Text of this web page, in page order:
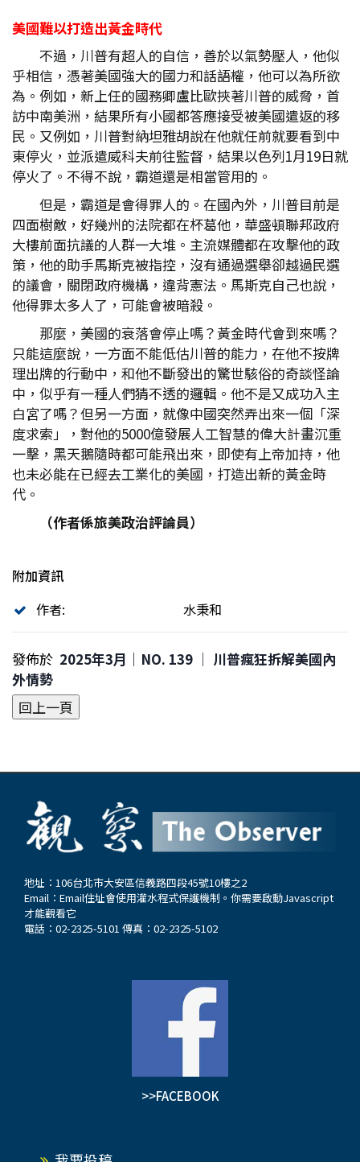
美國難以打造出黃金時代
不過，川普有超人的自信，善於以氣勢壓人，他似
乎相信，憑著美國強大的國力和話語權，他可以為所欲
為。例如，新上任的國務卿盧比歐挾著川普的威脅，首
訪中南美洲，結果所有小國都答應接受被美國遣返的移
民。又例如，川普對納坦雅胡說在他就任前就要看到中
東停火，並派遣威科夫前往監督，結果以色列1月19日就
停火了。不得不說，霸道還是相當管用的。
但是，霸道是會得罪人的。在國內外，川普目前是
四面樹敵，好幾州的法院都在杯葛他，華盛頓聯邦政府
大樓前面抗議的人群一大堆。主流媒體都在攻擊他的政
策，他的助手馬斯克被指控，沒有通過選舉卻越過民選
的議會，關閉政府機構，違背憲法。馬斯克自己也說，
他得罪太多人了，可能會被暗殺。
那麼，美國的衰落會停止嗎？黃金時代會到來嗎？
只能這麼說，一方面不能低估川普的能力，在他不按牌
理出牌的行動中，和他不斷發出的驚世駭俗的奇談怪論
中，似乎有一種人們猜不透的邏輯。他不是又成功入主
白宮了嗎？但另一方面，就像中國突然弄出來一個「深
度求索」，對他的5000億發展人工智慧的偉大計畫沉重
一擊，黑天鵝隨時都可能飛出來，即使有上帝加持，他
也未必能在已經去工業化的美國，打造出新的黃金時
代。
（作者係旅美政治評論員）
附加資訊
作者:
水秉和
發佈於 2025年3月｜NO. 139 │ 川普瘋狂拆解美國內
外情勢
地址：106台北市大安區信義路四段45號10樓之2
Email： Email住址會使用灌水程式保護機制。你需要啟動Javascript
才能觀看它
電話：02-2325-5101 傳真：02-2325-5102
>>FACEBOOK